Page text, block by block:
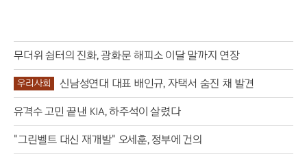
무더위 쉼터의 진화, 광화문 해피소 이달 말까지 연장
우리사회 신남성연대 대표 배인규, 자택서 숨진 채 발견
유격수 고민 끝낸 KIA, 하주석이 살렸다
"그린벨트 대신 재개발" 오세훈, 정부에 건의